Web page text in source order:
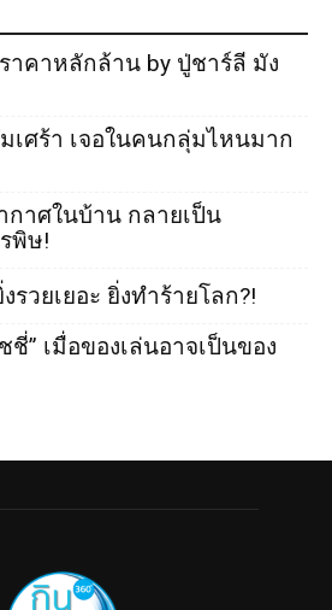
คาหลักล้าน by ปู่ชาร์ลี มัง
เศร้า เจอในคนกลุ่มไหนมาก
กาศในบ้าน กลายเป็น
พิษ!
รวยเยอะ ยิ่งทำร้ายโลก?!
ชี่” เมื่อของเล่นอาจเป็นของ